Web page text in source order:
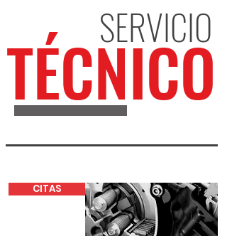
TÉCNICO
SERVICIO
CITAS